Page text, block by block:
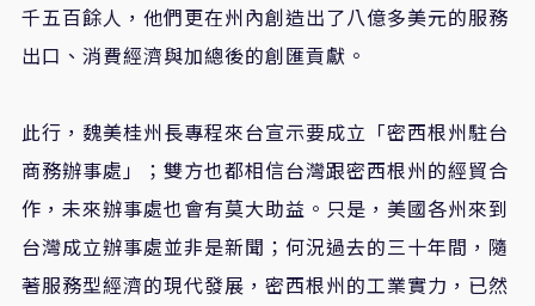
千五百餘人，他們更在州內創造出了八億多美元的服務
出口、消費經濟與加總後的創匯貢獻。
此行，魏美桂州長專程來台宣示要成立「密西根州駐台
商務辦事處」；雙方也都相信台灣跟密西根州的經貿合
作，未來辦事處也會有莫大助益。只是，美國各州來到
台灣成立辦事處並非是新聞；何況過去的三十年間，隨
著服務型經濟的現代發展，密西根州的工業實力，已然